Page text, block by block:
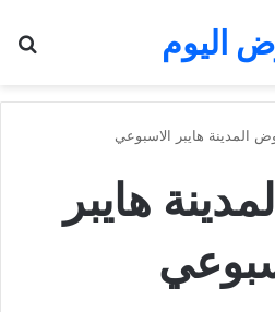
اليوم
المدينة هايبر الاسبوعي
هايبر